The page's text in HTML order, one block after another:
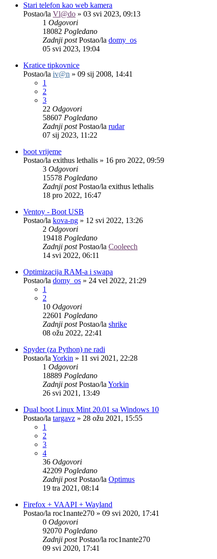
Stari telefon kao web kamera
Postao/la Vl@do » 03 svi 2023, 09:13
1 Odgovori
18082 Pogledano
Zadnji postPostao/la domy_os
05 svi 2023, 19:04
Kratice tipkovnice
Postao/la iv@n » 09 sij 2008, 14:41
1
2
3
22 Odgovori
58607 Pogledano
Zadnji postPostao/la rudar
07 sij 2023, 11:22
boot vrijeme
Postao/la exithus lethalis » 16 pro 2022, 09:59
3 Odgovori
15578 Pogledano
Zadnji postPostao/la exithus lethalis
18 pro 2022, 16:47
Ventoy - Boot USB
Postao/la kova-ng » 12 svi 2022, 13:26
2 Odgovori
19418 Pogledano
Zadnji postPostao/la Cooleech
14 svi 2022, 06:11
Optimizacija RAM-a i swapa
Postao/la domy_os » 24 vel 2022, 21:29
1
2
10 Odgovori
22601 Pogledano
Zadnji postPostao/la shrike
08 ožu 2022, 22:41
Spyder (za Python) ne radi
Postao/la Yorkin » 11 svi 2021, 22:28
1 Odgovori
18889 Pogledano
Zadnji postPostao/la Yorkin
26 svi 2021, 13:49
Dual boot Linux Mint 20.01 sa Windows 10
Postao/la targavz » 28 ožu 2021, 15:55
1
2
3
4
36 Odgovori
42209 Pogledano
Zadnji postPostao/la Optimus
19 tra 2021, 08:14
Firefox + VAAPI + Wayland
Postao/la roc1nante270 » 09 svi 2020, 17:41
0 Odgovori
92070 Pogledano
Zadnji postPostao/la roc1nante270
09 svi 2020, 17:41